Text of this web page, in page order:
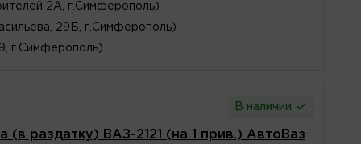
2А, г.Симферополь)
29Б, г.Симферополь)
г.Симферополь)
В наличии
(в раздатку) ВАЗ-2121 (на 1 прив.) АвтоВаз